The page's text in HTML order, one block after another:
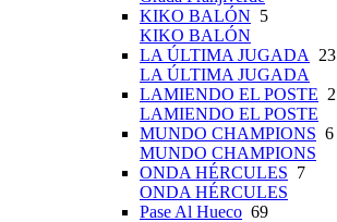
KIKO BALÓN 5
KIKO BALÓN
LA ÚLTIMA JUGADA
23
LA ÚLTIMA JUGADA
LAMIENDO EL POSTE 2
LAMIENDO EL POSTE
MUNDO CHAMPIONS 6
MUNDO CHAMPIONS
ONDA HÉRCULES 7
ONDA HÉRCULES
Pase Al Hueco 69